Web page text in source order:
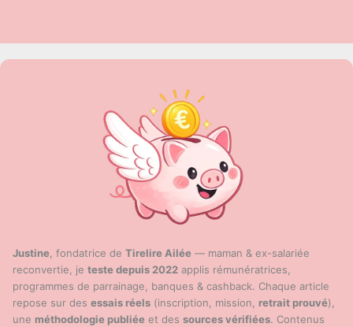
Justine, fondatrice de Tirelire Ailée — maman & ex-salariée
reconvertie, je teste depuis 2022 applis rémunératrices,
programmes de parrainage, banques & cashback. Chaque article
repose sur des essais réels (inscription, mission, retrait prouvé),
une méthodologie publiée et des sources vérifiées. Contenus